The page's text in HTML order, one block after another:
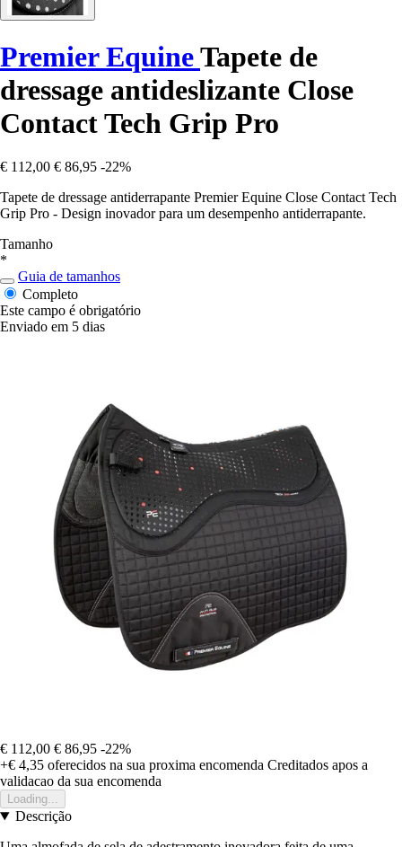
Premier EquineTapete de
dressage antideslizante Close
Contact Tech Grip Pro
€ 112,00 € 86,95 -22%
Tapete de dressage antiderrapante Premier Equine Close Contact Tech
Grip Pro - Design inovador para um desempenho antiderrapante.
Tamanho
*
Guia de tamanhos
Completo
Este campo é obrigatório
Enviado em 5 dias
€ 112,00 € 86,95 -22%
+€ 4,35 oferecidos na sua proxima encomenda Creditados apos a
validacao da sua encomenda
Loading...
Descrição